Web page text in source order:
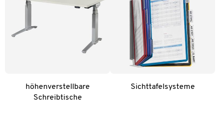
höhenverstellbare
Schreibtische
Sichttafelsysteme